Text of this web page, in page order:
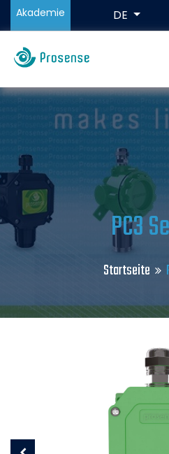
Akademie DE
PC3
Startseite